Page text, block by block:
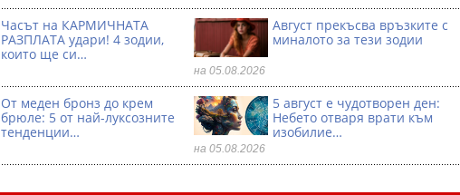
Часът на КАРМИЧНАТА
РАЗПЛАТА удари! 4 зодии,
които ще си…
Август прекъсва връзките с
миналото за тези зодии
на 05.08.2026
От меден бронз до крем
брюле: 5 от най-луксозните
тенденции…
5 август е чудотворен ден:
Небето отваря врати към
изобилие…
на 05.08.2026